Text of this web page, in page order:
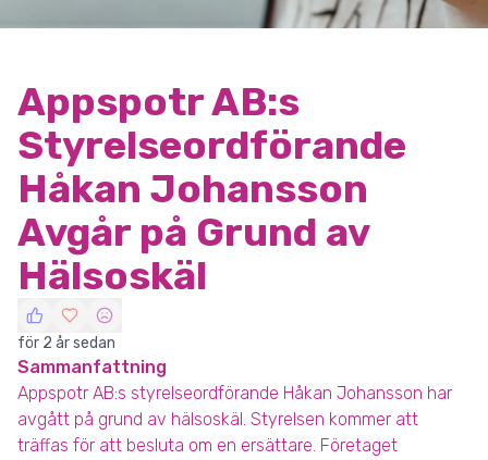
Appspotr AB:s
Styrelseordförande
Håkan Johansson
Avgår på Grund av
Hälsoskäl
för 2 år sedan
Sammanfattning
Appspotr AB:s styrelseordförande Håkan Johansson har
avgått på grund av hälsoskäl. Styrelsen kommer att
träffas för att besluta om en ersättare. Företaget